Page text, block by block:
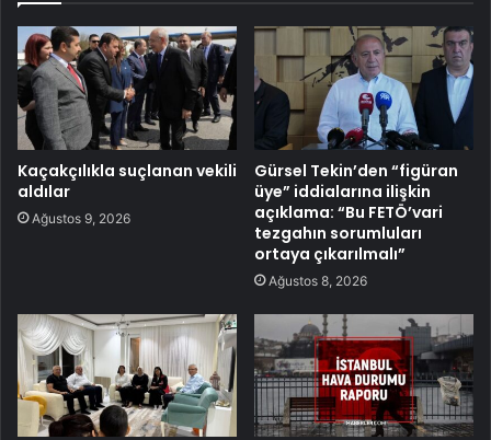
Kaçakçılıkla suçlanan vekili
aldılar
Ağustos 9, 2026
Gürsel Tekin’den “figüran
üye” iddialarına ilişkin
açıklama: “Bu FETÖ’vari
tezgahın sorumluları
ortaya çıkarılmalı”
Ağustos 8, 2026